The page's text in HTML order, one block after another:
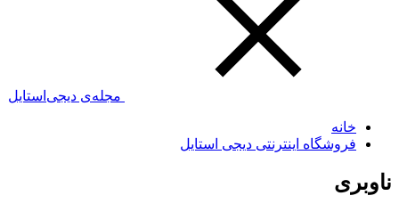
مجله‌ی دیجی‌استایل
خانه
فروشگاه اینترنتی دیجی استایل
ناوبری